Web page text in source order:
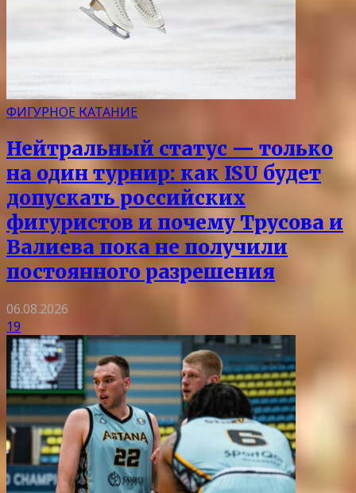
ФИГУРНОЕ КАТАНИЕ
Нейтральный статус — только
на один турнир: как ISU будет
допускать российских
фигуристов и почему Трусова и
Валиева пока не получили
постоянного разрешения
06.08.2026
19